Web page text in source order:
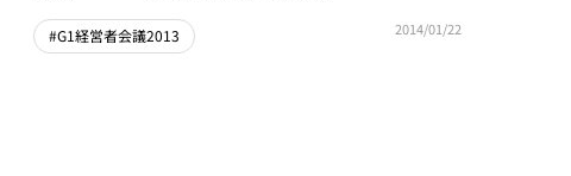
#G1経営者会議2013 2014/01/22